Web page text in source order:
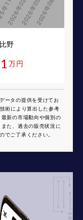
野
万円
ータの提供を受けてお
術により算出した参考
新の市場動向や個別の
た、過去の販売状況に
でご了承ください。